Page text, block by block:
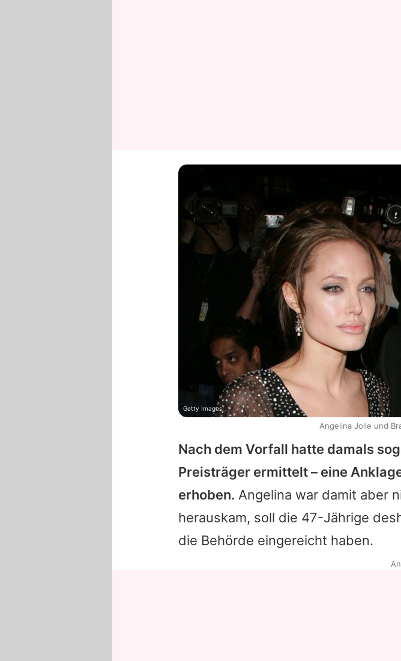
Nach dem Vorfall hatte damals
Preisträger ermittelt – eine
erhoben. Angelina war damit aber
herauskam, soll die 47-Jährige
die Behörde eingereicht haben.
Getty Images
Angelina Jolie und